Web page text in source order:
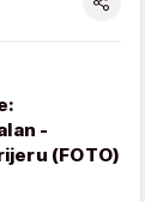
-
(FOTO)